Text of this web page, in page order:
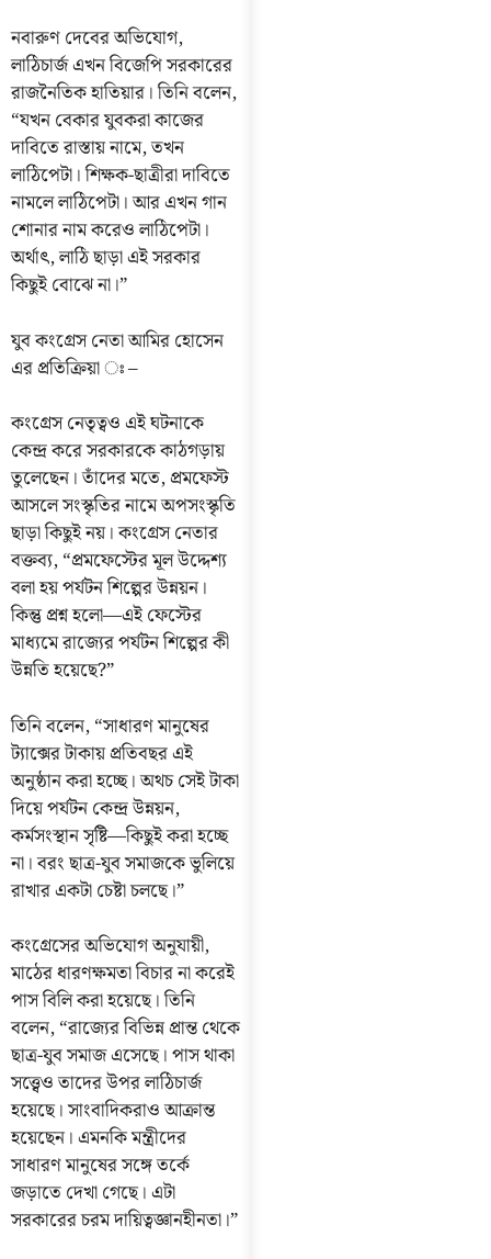
নবারুণ দেবের অভিযোগ,
লাঠিচার্জ এখন বিজেপি সরকারের
রাজনৈতিক হাতিয়ার। তিনি বলেন,
“যখন বেকার যুবকরা কাজের
দাবিতে রাস্তায় নামে, তখন
লাঠিপেটা। শিক্ষক-ছাত্রীরা দাবিতে
নামলে লাঠিপেটা। আর এখন গান
শোনার নাম করেও লাঠিপেটা।
অর্থাৎ, লাঠি ছাড়া এই সরকার
কিছুই বোঝে না।”
যুব কংগ্রেস নেতা আমির হোসেন
এর প্রতিক্রিয়া ঃ –
কংগ্রেস নেতৃত্বও এই ঘটনাকে
কেন্দ্র করে সরকারকে কাঠগড়ায়
তুলেছেন। তাঁদের মতে, প্রমফেস্ট
আসলে সংস্কৃতির নামে অপসংস্কৃতি
ছাড়া কিছুই নয়। কংগ্রেস নেতার
বক্তব্য, “প্রমফেস্টের মূল উদ্দেশ্য
বলা হয় পর্যটন শিল্পের উন্নয়ন।
কিন্তু প্রশ্ন হলো—এই ফেস্টের
মাধ্যমে রাজ্যের পর্যটন শিল্পের কী
উন্নতি হয়েছে?”
তিনি বলেন, “সাধারণ মানুষের
ট্যাক্সের টাকায় প্রতিবছর এই
অনুষ্ঠান করা হচ্ছে। অথচ সেই টাকা
দিয়ে পর্যটন কেন্দ্র উন্নয়ন,
কর্মসংস্থান সৃষ্টি—কিছুই করা হচ্ছে
না। বরং ছাত্র-যুব সমাজকে ভুলিয়ে
রাখার একটা চেষ্টা চলছে।”
কংগ্রেসের অভিযোগ অনুযায়ী,
মাঠের ধারণক্ষমতা বিচার না করেই
পাস বিলি করা হয়েছে। তিনি
বলেন, “রাজ্যের বিভিন্ন প্রান্ত থেকে
ছাত্র-যুব সমাজ এসেছে। পাস থাকা
সত্ত্বেও তাদের উপর লাঠিচার্জ
হয়েছে। সাংবাদিকরাও আক্রান্ত
হয়েছেন। এমনকি মন্ত্রীদের
সাধারণ মানুষের সঙ্গে তর্কে
জড়াতে দেখা গেছে। এটা
সরকারের চরম দায়িত্বজ্ঞানহীনতা।”